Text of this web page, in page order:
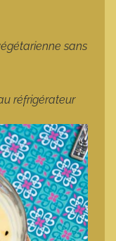
sans
réfrigérateur